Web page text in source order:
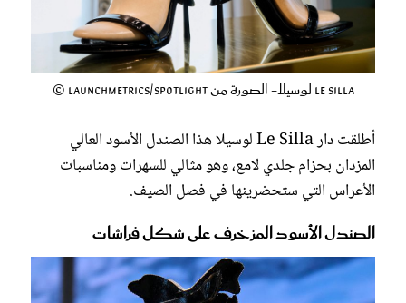
Le Silla لوسيلا- الصورة من Launchmetrics/Spotlight ©
أطلقت دار Le Silla لوسيلا هذا الصندل الأسود العالي
المزدان بحزام جلدي لامع، وهو مثالي للسهرات ومناسبات
الأعراس التي ستحضرينها في فصل الصيف.
الصندل الأسود المزخرف على شكل فراشات